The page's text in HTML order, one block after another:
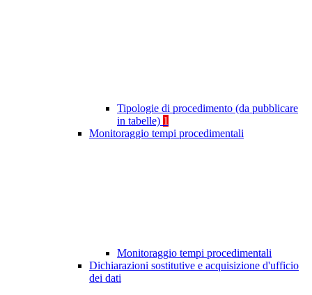
Tipologie di procedimento (da pubblicare
in tabelle) 1
Monitoraggio tempi procedimentali
Monitoraggio tempi procedimentali
Dichiarazioni sostitutive e acquisizione d'ufficio
dei dati